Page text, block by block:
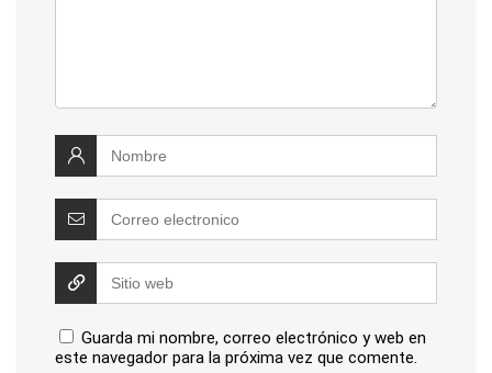
Guarda mi nombre, correo electrónico y web en
este navegador para la próxima vez que comente.